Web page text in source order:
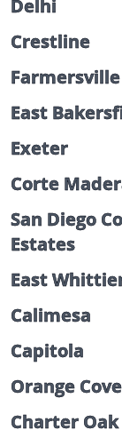
Delhi
Crestline
Farmersville
East
Exeter
Corte
San Diego
Estates
East
Calimesa
Capitola
Orange Cove
Charter Oak